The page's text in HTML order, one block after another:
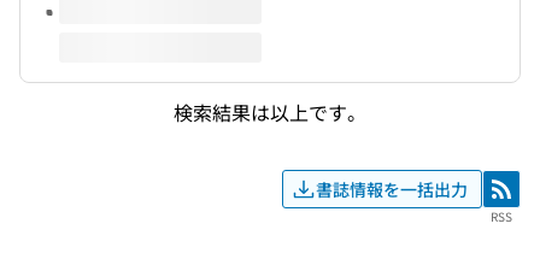
検索結果は以上です。
書誌情報を一括出力 RSS
RSS